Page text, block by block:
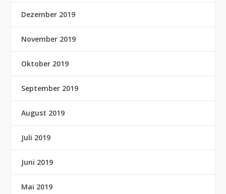
Dezember 2019
November 2019
Oktober 2019
September 2019
August 2019
Juli 2019
Juni 2019
Mai 2019